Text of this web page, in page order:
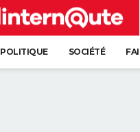
POLITIQUE SOCIÉTÉ